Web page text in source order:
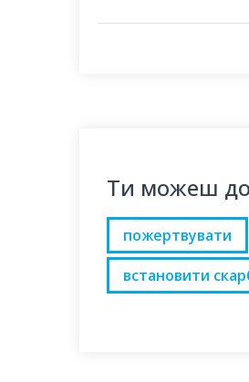
Ти можеш
пожертвувати
встановити